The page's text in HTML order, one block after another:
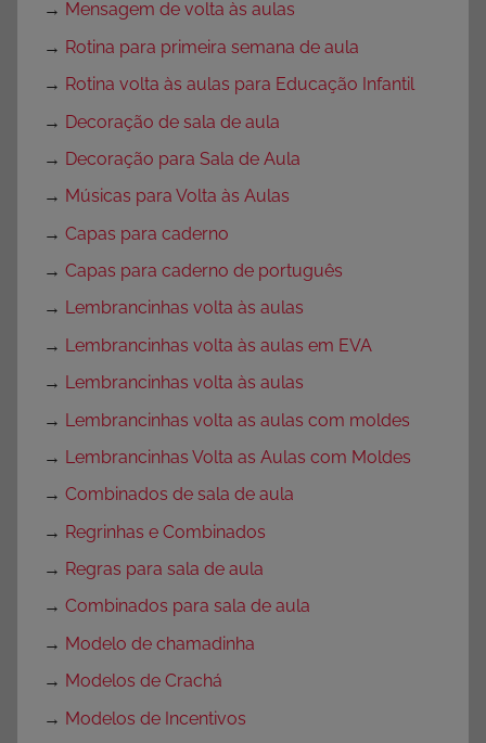
→ Mensagem de volta às aulas
→ Rotina para primeira semana de aula
→ Rotina volta às aulas para Educação Infantil
→ Decoração de sala de aula
→ Decoração para Sala de Aula
→ Músicas para Volta às Aulas
→ Capas para caderno
→ Capas para caderno de português
→ Lembrancinhas volta às aulas
→ Lembrancinhas volta às aulas em EVA
→ Lembrancinhas volta às aulas
→ Lembrancinhas volta as aulas com moldes
→ Lembrancinhas Volta as Aulas com Moldes
→ Combinados de sala de aula
→ Regrinhas e Combinados
→ Regras para sala de aula
→ Combinados para sala de aula
→ Modelo de chamadinha
→ Modelos de Crachá
→ Modelos de Incentivos